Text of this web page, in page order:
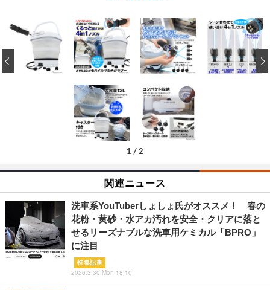
1 / 2
‹
関連ニュース
洗車系YouTuberしょしょ氏がオススメ！ 春の
花粉・黄砂・水アカ汚れを安全・クリアに落と
せるリーズナブルな洗車用ケミカル「BPRO」
に注目
特集記事
2026.3.30 Mon 18:10